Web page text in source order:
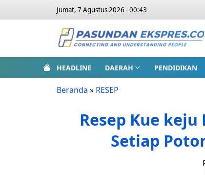
Jumat, 7 Agustus 2026 - 00:43
HEADLINE DAERAH PENDIDIKAN
Beranda » RESEP
Resep Kue
Setiap